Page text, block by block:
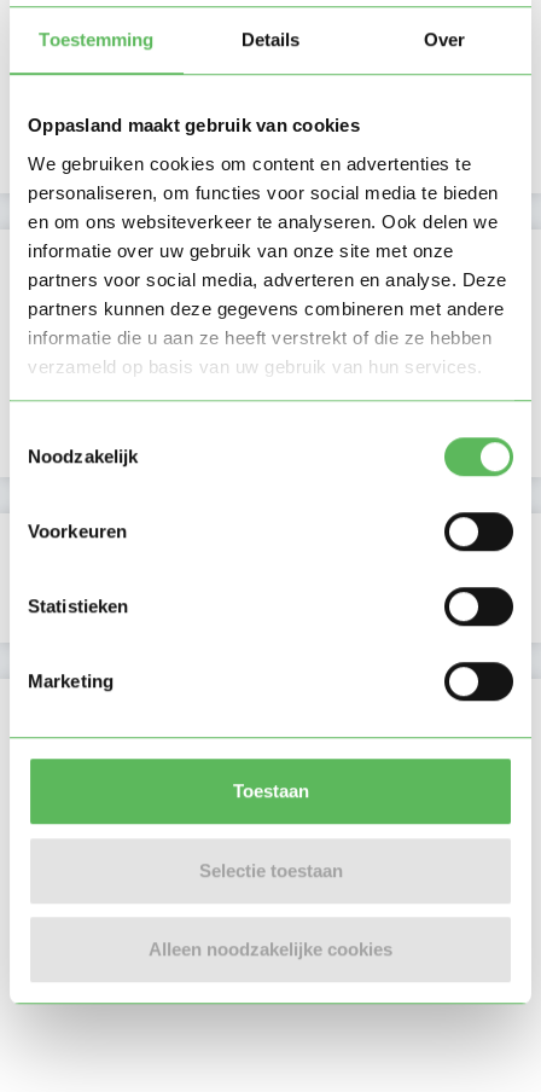
Toestemming Details Over
Oppasland maakt gebruik van cookies
We gebruiken cookies om content en advertenties te
personaliseren, om functies voor social media te bieden
en om ons websiteverkeer te analyseren. Ook delen we
informatie over uw gebruik van onze site met onze
partners voor social media, adverteren en analyse. Deze
partners kunnen deze gegevens combineren met andere
informatie die u aan ze heeft verstrekt of die ze hebben
verzameld op basis van uw gebruik van hun services.
Noodzakelijk
Voorkeuren
Statistieken
Marketing
Toestaan
Selectie toestaan
Alleen noodzakelijke cookies
Middag
Namiddag
Nacht
NIEUW
Activiteit op Oppasland
Laatste activiteit 13-09-2025
Lid sinds 01-09-2025
01-09-2025
Verificaties
E-mailadres is geverifieerd